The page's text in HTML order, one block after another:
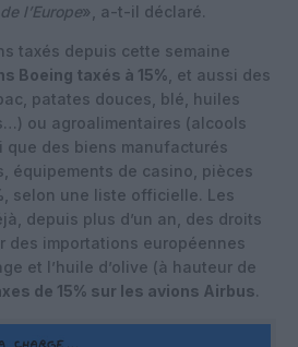
l’Europe», a-t-il déclaré.
taxés depuis cette semaine
Boeing taxés à 15% , et aussi des
patates douces, blé, huiles
ou agroalimentaires (alcools
des biens manufacturés
équipements de casino, pièces
selon une liste officielle. Les
depuis plus d’un an, des droits
des importations européennes
et l’huile d’olive (à hauteur de
de 15% sur les avions Airbus.